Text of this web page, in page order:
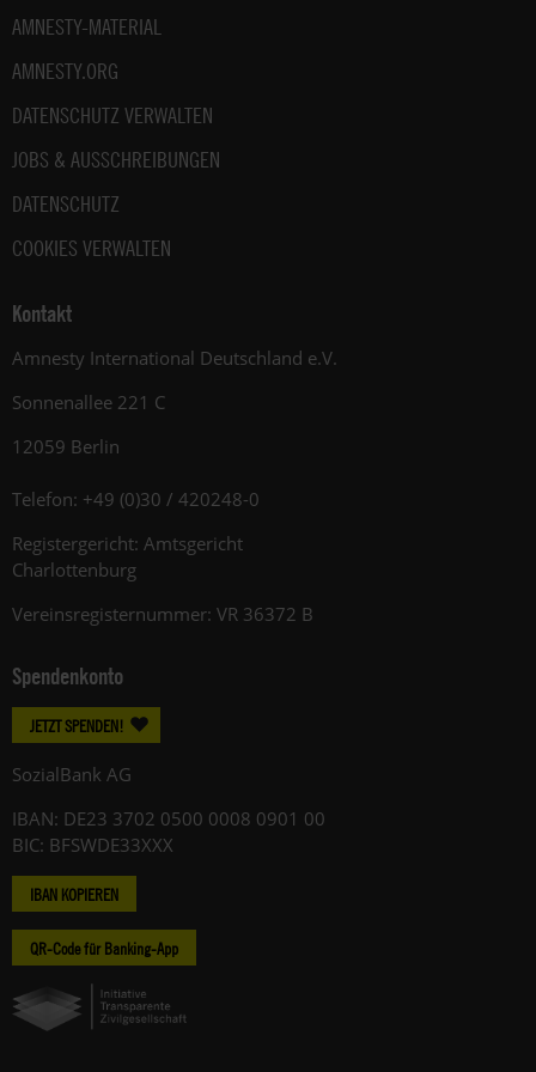
AMNESTY-MATERIAL
AMNESTY.ORG
DATENSCHUTZ VERWALTEN
JOBS & AUSSCHREIBUNGEN
DATENSCHUTZ
COOKIES VERWALTEN
Kontakt
Amnesty International Deutschland e.V.
Sonnenallee 221 C
12059 Berlin
Telefon: +49 (0)30 / 420248-0
Registergericht: Amtsgericht
Charlottenburg
Vereinsregisternummer: VR 36372 B
Spendenkonto
JETZT SPENDEN!
SozialBank AG
IBAN: DE23 3702 0500 0008 0901 00
BIC: BFSWDE33XXX
IBAN KOPIEREN
QR-Code für Banking-App